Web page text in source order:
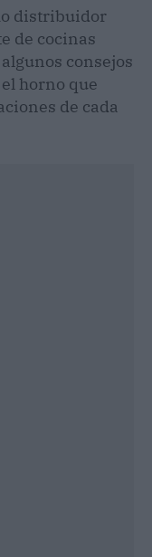
distribuidor
de cocinas
consejos
horno que
de cada